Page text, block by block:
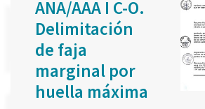
ANA/AAA I C-O.
Delimitación
de faja
marginal por
huella máxima